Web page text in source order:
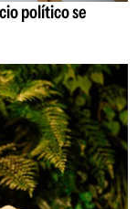
político se